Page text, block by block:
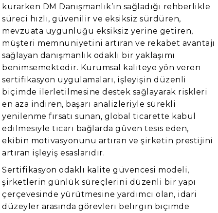
kurarken DM Danışmanlık’ın sağladığı rehberlikle
süreci hızlı, güvenilir ve eksiksiz sürdüren,
mevzuata uygunluğu eksiksiz yerine getiren,
müşteri memnuniyetini artıran ve rekabet avantajı
sağlayan danışmanlık odaklı bir yaklaşımı
benimsemektedir. Kurumsal kaliteye yön veren
sertifikasyon uygulamaları, işleyişin düzenli
biçimde ilerletilmesine destek sağlayarak riskleri
en aza indiren, başarı analizleriyle sürekli
yenilenme fırsatı sunan, global ticarette kabul
edilmesiyle ticari bağlarda güven tesis eden,
ekibin motivasyonunu artıran ve şirketin prestijini
artıran işleyiş esaslarıdır.
Sertifikasyon odaklı kalite güvencesi modeli,
şirketlerin günlük süreçlerini düzenli bir yapı
çerçevesinde yürütmesine yardımcı olan, idari
düzeyler arasında görevleri belirgin biçimde